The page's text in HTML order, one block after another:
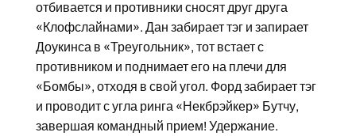
отбивается и противники сносят друг друга
«Клофслайнами». Дан забирает тэг и запирает
Доукинса в «Треугольник», тот встает с
противником и поднимает его на плечи для
«Бомбы», отходя в свой угол. Форд забирает тэг
и проводит с угла ринга «Некбрэйкер» Бутчу,
завершая командный прием! Удержание.